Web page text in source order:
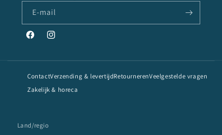
E‑mail
FacebookInstagram
ContactVerzending & levertijdRetournerenVeelgestelde vragen
Zakelijk & horeca
Land/regio